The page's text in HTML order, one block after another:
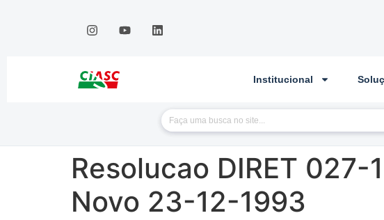
Institucional
Resolucao DIRET
Novo 23-12-1993